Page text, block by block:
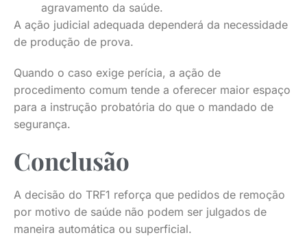
agravamento da saúde.
A ação judicial adequada dependerá da necessidade
de produção de prova.
Quando o caso exige perícia, a ação de
procedimento comum tende a oferecer maior espaço
para a instrução probatória do que o mandado de
segurança.
Conclusão
A decisão do TRF1 reforça que pedidos de remoção
por motivo de saúde não podem ser julgados de
maneira automática ou superficial.